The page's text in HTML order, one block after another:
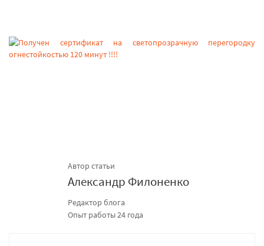
Автор статьи
Александр Филоненко
Редактор блога
Опыт работы 24 года